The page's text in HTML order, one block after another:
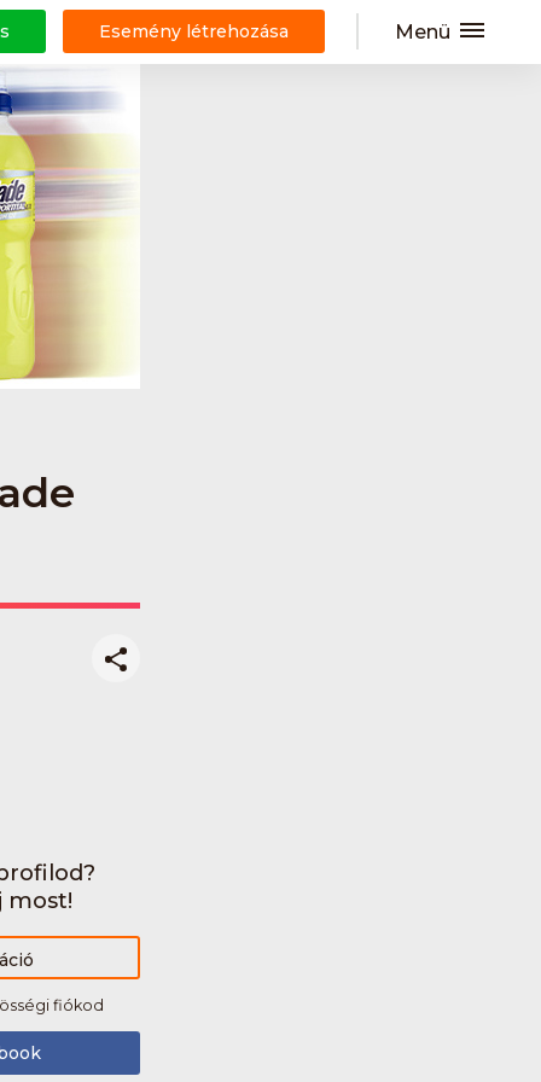
Esemény létrehozása Menü
most!
fiókod